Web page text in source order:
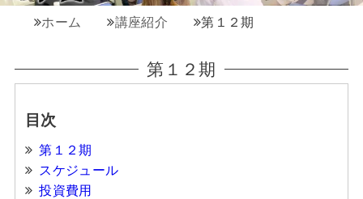
ホーム 講座紹介 第１２期
第１２期
目次
第１２期
スケジュール
投資費用